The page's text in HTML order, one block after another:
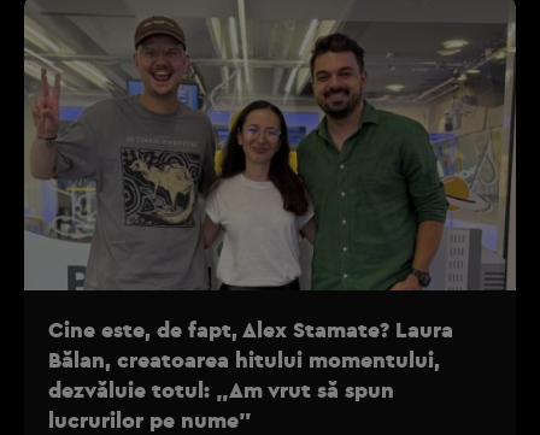
Cine este, de fapt, Alex Stamate? Laura
Bălan, creatoarea hitului momentului,
dezvăluie totul: „Am vrut să spun
lucrurilor pe nume”